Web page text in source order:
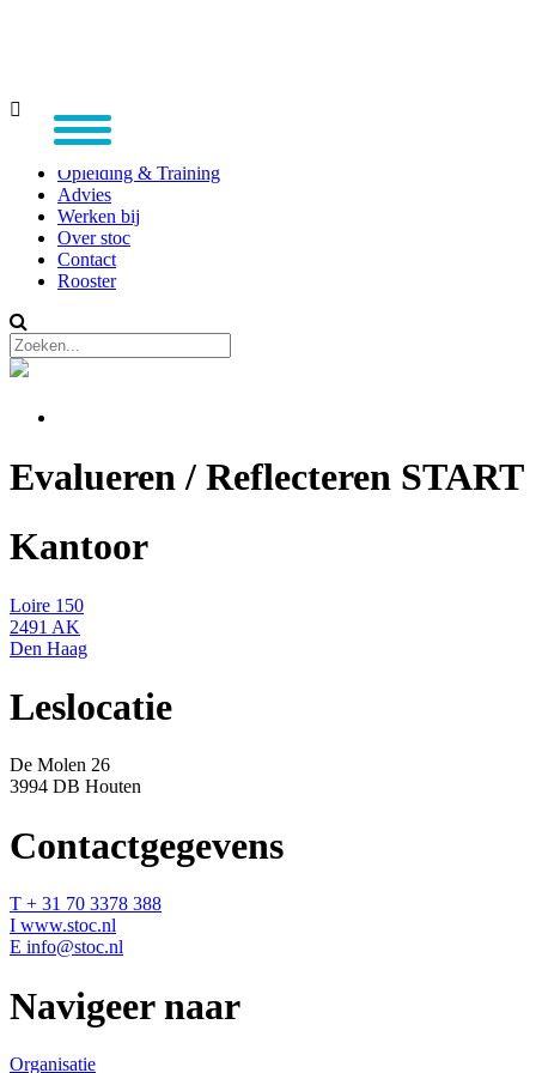
Home
Opleiding & Training
Advies
Werken bij
Over stoc
Contact
Rooster
Evalueren / Reflecteren START
Kantoor
Loire 150
2491 AK
Den Haag
Leslocatie
De Molen 26
3994 DB Houten
Contactgegevens
T + 31 70 3378 388
I www.stoc.nl
E info@stoc.nl
Navigeer naar
Organisatie